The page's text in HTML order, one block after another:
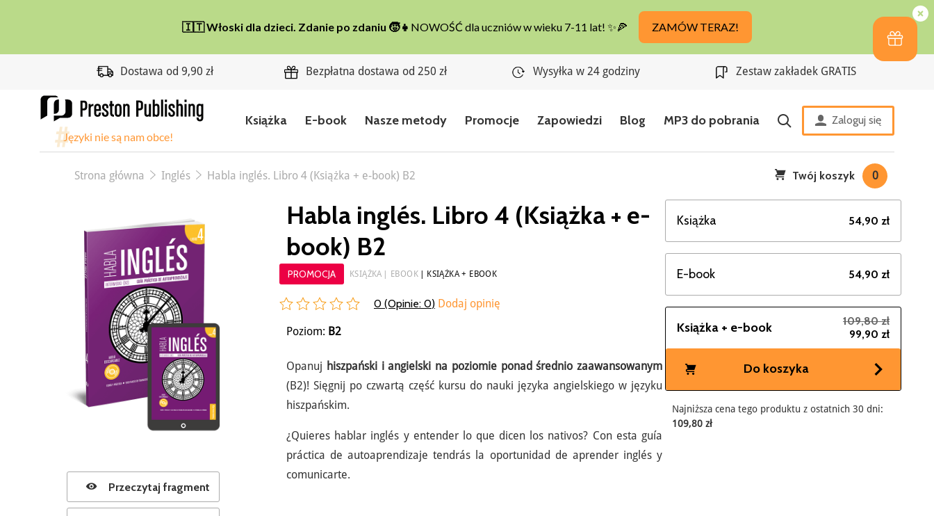
Dostawa od 9,90 zł Bezpłatna dostawa od 250 zł Wysyłka w 24 godziny Zestaw zakładek GRATIS
Książka E-book Nasze metody Promocje Zapowiedzi Blog MP3 do pobrania Zaloguj się
Strona główna Inglés Habla inglés. Libro 4 (Książka + e-book) B2 Twój koszyk 0
Przeczytaj fragment
Habla inglés. Libro 4 (Książka + e-
book) B2
PROMOCJA KSIĄŻKA EBOOK KSIĄŻKA + EBOOK
0 (Opinie: 0) Dodaj opinię
Poziom: B2
Opanuj hiszpański i angielski na poziomie ponad średnio zaawansowanym
(B2)! Sięgnij po czwartą część kursu do nauki języka angielskiego w języku
hiszpańskim.
¿Quieres hablar inglés y entender lo que dicen los nativos? Con esta guía
práctica de autoaprendizaje tendrás la oportunidad de aprender inglés y
comunicarte.
Książka 54,90 zł
E-book 54,90 zł
Książka + e-book
109,80 zł
99,90 zł
Do koszyka
Najniższa cena tego produktu z ostatnich 30 dni:
109,80 zł